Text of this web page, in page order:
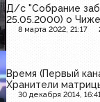
Д/с "Собрание
25.05.2000) о
8 марта 2022, 21:17
Время (Первый
Хранители
30 декабря 2014,